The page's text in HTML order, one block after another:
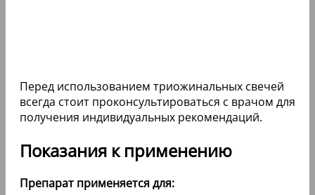
Перед использованием триожинальных свечей
всегда стоит проконсультироваться с врачом для
получения индивидуальных рекомендаций.
Показания к применению
Препарат применяется для: